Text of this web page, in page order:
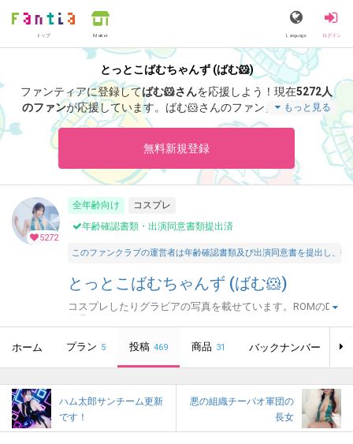
トップ Market Language ログイン
とっとこばむちゃんず (ばむ🐹)
ファンティアに登録してばむ🐹さんを応援しよう！ 現在5272人
のファンが応援しています。 ばむ🐹さんのファンクラブ「ばむ
🐹
」では、「本日はばむの日です
」などの特別なコンテンツをお
もっと見る
無料新規登録
5272
全年齢向け
コスプレ
年齢確認書類・出演同意書類提出済
このファンクラブの運営者は年齢確認書類及び出演同意書を提出し、
とっとこばむちゃんず (ばむ🐹)
コスプレしたりグラビアの写真を載せています。ROMのDL
ホーム プラン 5 投稿 469 商品 31 バックナンバー
ハム太郎サンチーム更新
です！
悪の組織チーパオ軍団の
長女